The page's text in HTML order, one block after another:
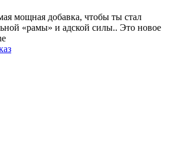
мощная добавка, чтобы ты стал
«рамы» и адской силы.. Это новое